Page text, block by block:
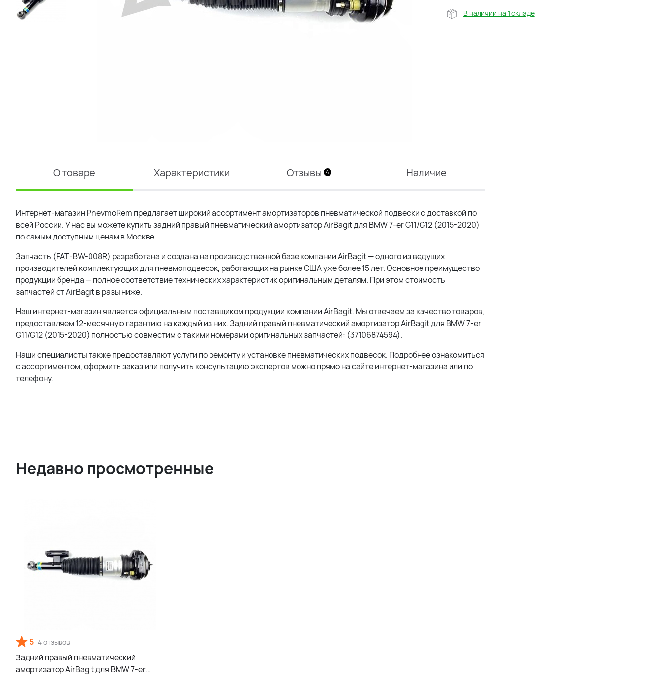
В наличии на 1 складе
О товаре Характеристики Отзывы 4 Наличие
Интернет-магазин PnevmoRem предлагает широкий ассортимент амортизаторов пневматической подвески с доставкой по
всей России. У нас вы можете купить задний правый пневматический амортизатор AirBagit для BMW 7-er G11/G12 (2015-2020)
по самым доступным ценам в Москве.
Запчасть (FAT-BW-008R) разработана и создана на производственной базе компании AirBagit — одного из ведущих
производителей комплектующих для пневмоподвесок, работающих на рынке США уже более 15 лет. Основное преимущество
продукции бренда — полное соответствие технических характеристик оригинальным деталям. При этом стоимость
запчастей от AirBagit в разы ниже.
Наш интернет-магазин является официальным поставщиком продукции компании AirBagit. Мы отвечаем за качество товаров,
предоставляем 12-месячную гарантию на каждый из них. Задний правый пневматический амортизатор AirBagit для BMW 7-er
G11/G12 (2015-2020) полностью совместим с такими номерами оригинальных запчастей: (37106874594).
Наши специалисты также предоставляют услуги по ремонту и установке пневматических подвесок. Подробнее ознакомиться
с ассортиментом, оформить заказ или получить консультацию экспертов можно прямо на сайте интернет-магазина или по
телефону.
Недавно просмотренные
5 4 отзывов
Задний правый пневматический
амортизатор AirBagit для BMW 7-er